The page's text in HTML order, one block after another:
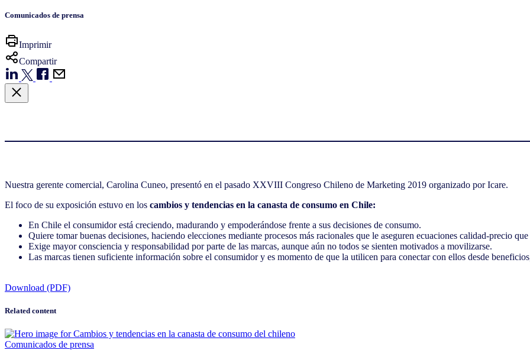
Comunicados de prensa
Imprimir
Compartir
Nuestra gerente comercial, Carolina Cuneo, presentó en el pasado XXVIII Congreso Chileno de Marketing 2019 organizado por Icare.
El foco de su exposición estuvo en los cambios y tendencias en la canasta de consumo en Chile:
En Chile el consumidor está creciendo, madurando y empoderándose frente a sus decisiones de consumo.
Quiere tomar buenas decisiones, haciendo elecciones mediante procesos más racionales que le aseguren ecuaciones calidad-precio
Exige mayor consciencia y responsabilidad por parte de las marcas, aunque aún no todos se sienten motivados a movilizarse.
Las marcas tienen suficiente información sobre el consumidor y es momento de que la utilicen para conectar con ellos desde
Download (PDF)
Related content
Comunicados de prensa